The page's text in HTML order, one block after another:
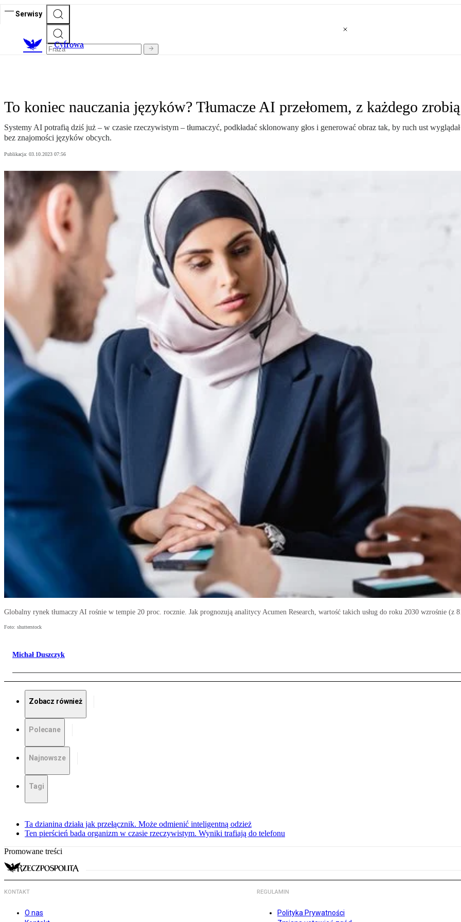
Serwisy
Cyfrowa
To koniec nauczania języków? Tłumacze AI przełomem, z każdego
Systemy AI potrafią dziś już – w czasie rzeczywistym – tłumaczyć, podkładać sklonowany głos i generować obraz tak, by ruch ust
bez znajomości języków obcych.
Publikacja: 03.10.2023 07:56
Globalny rynek tłumaczy AI rośnie w tempie 20 proc. rocznie. Jak prognozują analitycy Acumen Research, wartość takich usług do roku 2030 wzrośnie
Foto: shutterstock
Michał Duszczyk
Zobacz również
Polecane
Najnowsze
Tagi
Ta dzianina działa jak przełącznik. Może odmienić inteligentną odzież
Ten pierścień bada organizm w czasie rzeczywistym. Wyniki trafiają do telefonu
Promowane treści
KONTAKT
O nas
REGULAMIN
Polityka Prywatności